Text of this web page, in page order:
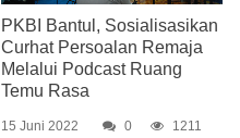
PKBI Bantul, Sosialisasikan
Curhat Persoalan Remaja
Melalui Podcast Ruang
Temu Rasa
15 Juni 2022 0 1211